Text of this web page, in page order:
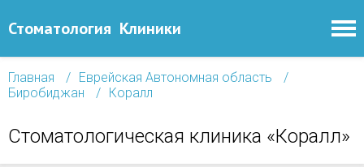
Стоматология Клиники
Главная
Еврейская Автономная область
Биробиджан
Коралл
Стоматологическая клиника «Коралл»